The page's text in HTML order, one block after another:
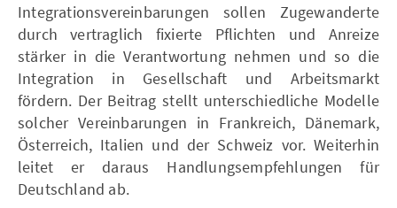
Integrationsvereinbarungen sollen Zugewanderte
durch vertraglich fixierte Pflichten und Anreize
stärker in die Verantwortung nehmen und so die
Integration in Gesellschaft und Arbeitsmarkt
fördern. Der Beitrag stellt unterschiedliche Modelle
solcher Vereinbarungen in Frankreich, Dänemark,
Österreich, Italien und der Schweiz vor. Weiterhin
leitet er daraus Handlungsempfehlungen für
Deutschland ab.